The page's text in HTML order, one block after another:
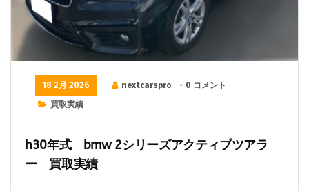
18 2月 2026 nextcarspro
- 0 コメント
買取実績
h30年式 bmw 2シリーズアクティブツアラ
ー 買取実績